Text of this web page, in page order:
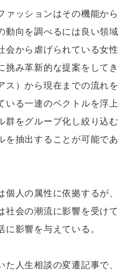
ァッションはその機能から
動向を調べるには良い領域
会から虐げられている女性
挑み革新的な提案をしてき
ス）から現在までの流れを
いる一連のベクトルを浮上
群をグループ化し絞り込む
を抽出することが可能であ
人の属性に依拠するが、
社会の潮流に影響を受けて
影響を与えている。
人生相談の変遷記事で、